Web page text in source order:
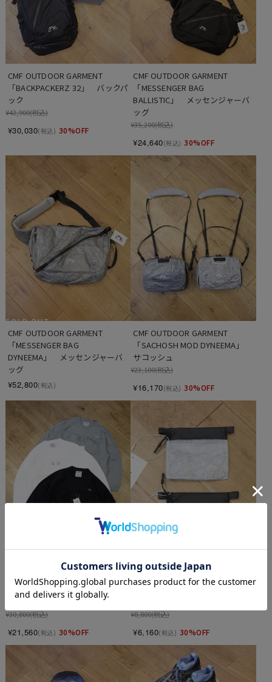
CMF OUTDOOR GARMENT
「BACKPACKERZ 32」　バックパ
ック
¥42,900(税込)
¥30,030(税込) 30%OFF
CMF OUTDOOR GARMENT
「MESSENGER BAG
BALLISTIC」　メッセンジャーバ
ッグ
¥35,200(税込)
¥24,640(税込) 30%OFF
SOLD OUT
CMF OUTDOOR GARMENT
「MESSENGER BAG
DYNEEMA」　メッセンジャーバ
ッグ
¥52,800(税込)
CMF OUTDOOR GARMENT
「SACHOSH MOD DYNEEMA」
サコッシュ
¥23,100(税込)
¥16,170(税込) 30%OFF
CMF OUTDOOR GARMENT
「GUIDE SLOW DRY TEE L/S」
ロングスリーブティーシャツ
¥30,800(税込)
¥21,560(税込) 30%OFF
CMF OUTDOOR GARMENT
「MINI WALLET DYNEEMA」　ミ
¥8,800(税込)
¥6,160(税込) 30%OFF